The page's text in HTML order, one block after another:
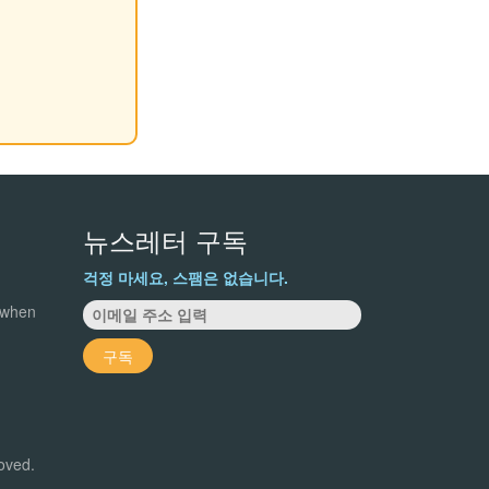
뉴스레터 구독
걱정 마세요, 스팸은 없습니다.
구독